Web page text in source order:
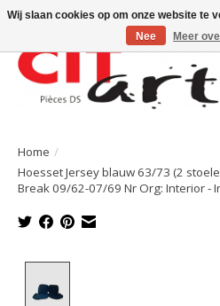
Home /
Hoesset Jersey blauw 63/73 (2
Break 09/62-07/69 Nr Org: Interior -
Wij slaan cookies op om onze website te
Nee
Meer